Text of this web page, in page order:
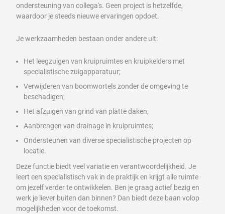
ondersteuning van collega's. Geen project is hetzelfde,
waardoor je steeds nieuwe ervaringen opdoet.
Je werkzaamheden bestaan onder andere uit:
Het leegzuigen van kruipruimtes en kruipkelders met
specialistische zuigapparatuur;
Verwijderen van boomwortels zonder de omgeving te
beschadigen;
Het afzuigen van grind van platte daken;
Aanbrengen van drainage in kruipruimtes;
Ondersteunen van diverse specialistische projecten op
locatie.
Deze functie biedt veel variatie en verantwoordelijkheid. Je
leert een specialistisch vak in de praktijk en krijgt alle ruimte
om jezelf verder te ontwikkelen. Ben je graag actief bezig en
werk je liever buiten dan binnen? Dan biedt deze baan volop
mogelijkheden voor de toekomst.